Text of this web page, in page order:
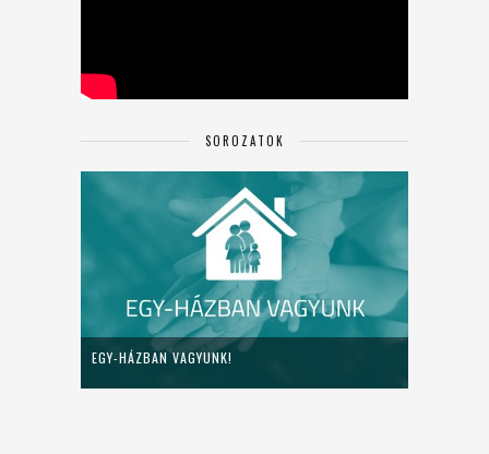
SOROZATOK
EGY-HÁZBAN VAGYUNK!